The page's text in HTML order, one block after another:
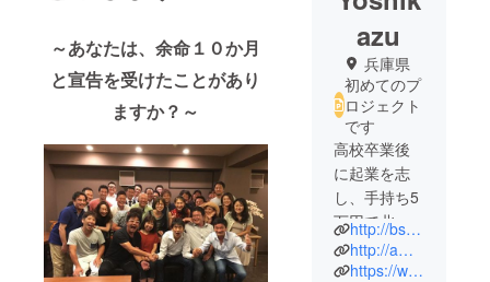
～あなたは、余命１０か月
と宣告を受けたことがあり
ますか？～
azu
兵庫県
初めてのプ
ロジェクト
です
高校卒業後
に起業を志
し、手持ち5
万円で北海
道へ。競走
馬のかっこ
http://bs-times.com/
http://ameblo.jp/bizibure/
https://www.facebook.com/kansaibizisate/